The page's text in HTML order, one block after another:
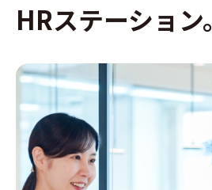
HRステーション。